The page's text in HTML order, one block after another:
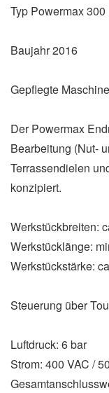
Typ Powermax
Baujahr 2016
Gepflegte
Der Powermax
Bearbeitung (Nut-
Terrassendielen
konzipiert.
Werkstückbreiten:
Werkstücklänge:
Werkstückstärke:
Steuerung über
Luftdruck: 6 bar
Strom: 400 VAC /